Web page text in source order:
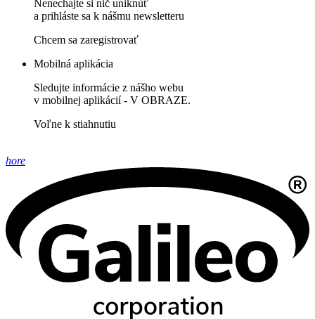
Nenechajte si nič uniknúť
a prihláste sa k nášmu newsletteru
Chcem sa zaregistrovať
Mobilná aplikácia
Sledujte informácie z nášho webu
v mobilnej aplikácií - V OBRAZE.
Voľne k stiahnutiu
hore